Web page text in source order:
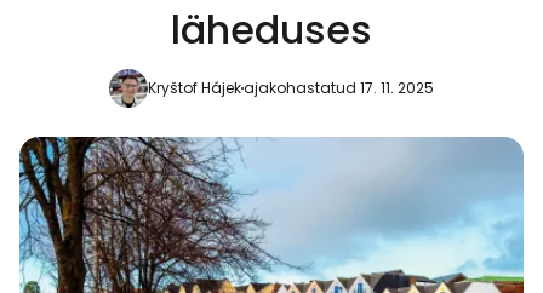
läheduses
Kryštof Hájekajakohastatud 17. 11. 2025
Jätka Facebookiga
Jätkake e-kirjaga